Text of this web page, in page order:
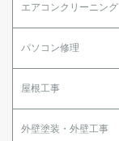
エアコンクリーニング
パソコン修理
屋根工事
外壁塗装・外壁工事